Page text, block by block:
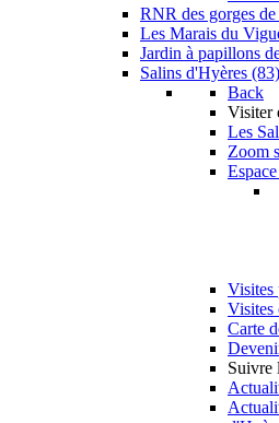
RNR des gorges
Les Marais du
Jardin à papillons
Salins d'Hyères (83)
Back
Visiter
Les
Zoom
Visites
Visites
Carte
Suivre